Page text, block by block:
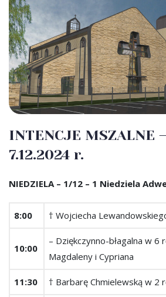
INTENCJE MSZALNE –
7.12.2024 r.
NIEDZIELA – 1/12 – 1 Niedziela
8:00 † Wojciecha
10:00
– Dziękczynno-błagalna w 6
Magdaleny i Cypriana
11:30 † Barbarę Chmielewską w 2